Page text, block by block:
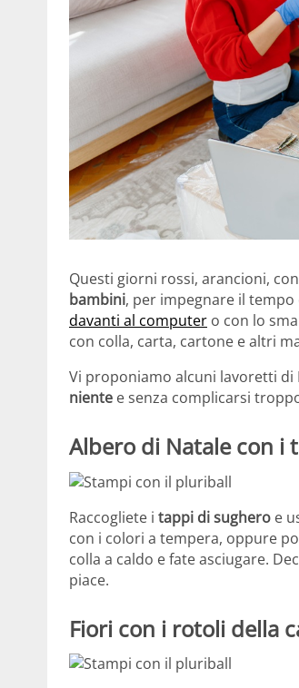
Questi giorni rossi, arancioni,
bambini, per impegnare il
davanti al computer o con lo
con colla, carta, cartone e altri
Vi proponiamo alcuni lavoretti
niente e senza complicarsi
Albero di Natale con i
Raccogliete i tappi di sughero e
con i colori a tempera, oppure
colla a caldo e fate asciugare.
piace.
Fiori con i rotoli della